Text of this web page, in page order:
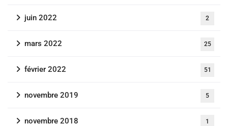
juin 2022 2
mars 2022 25
février 2022 51
novembre 2019 5
novembre 2018 1